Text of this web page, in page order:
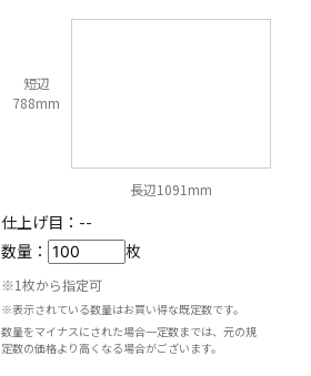
短辺
788mm
長辺1091mm
仕上げ目： --
数量：
枚
※1枚から指定可
※表示されている数量はお買い得な既定数です。
数量をマイナスにされた場合一定数までは、元の規
定数の価格より高くなる場合がございます。